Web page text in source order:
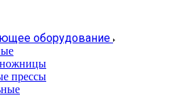
оборудование
прессы